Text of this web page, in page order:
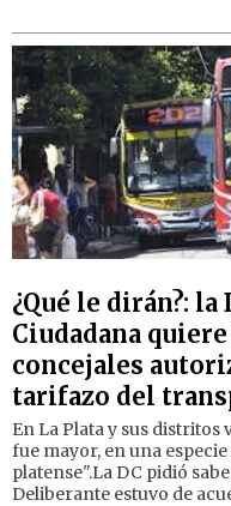
¿Qué le dirán?: la
Ciudadana
concejales
tarifazo del
En La Plata y sus distritos
fue mayor, en una
platense".La DC pidió
Deliberante estuvo de